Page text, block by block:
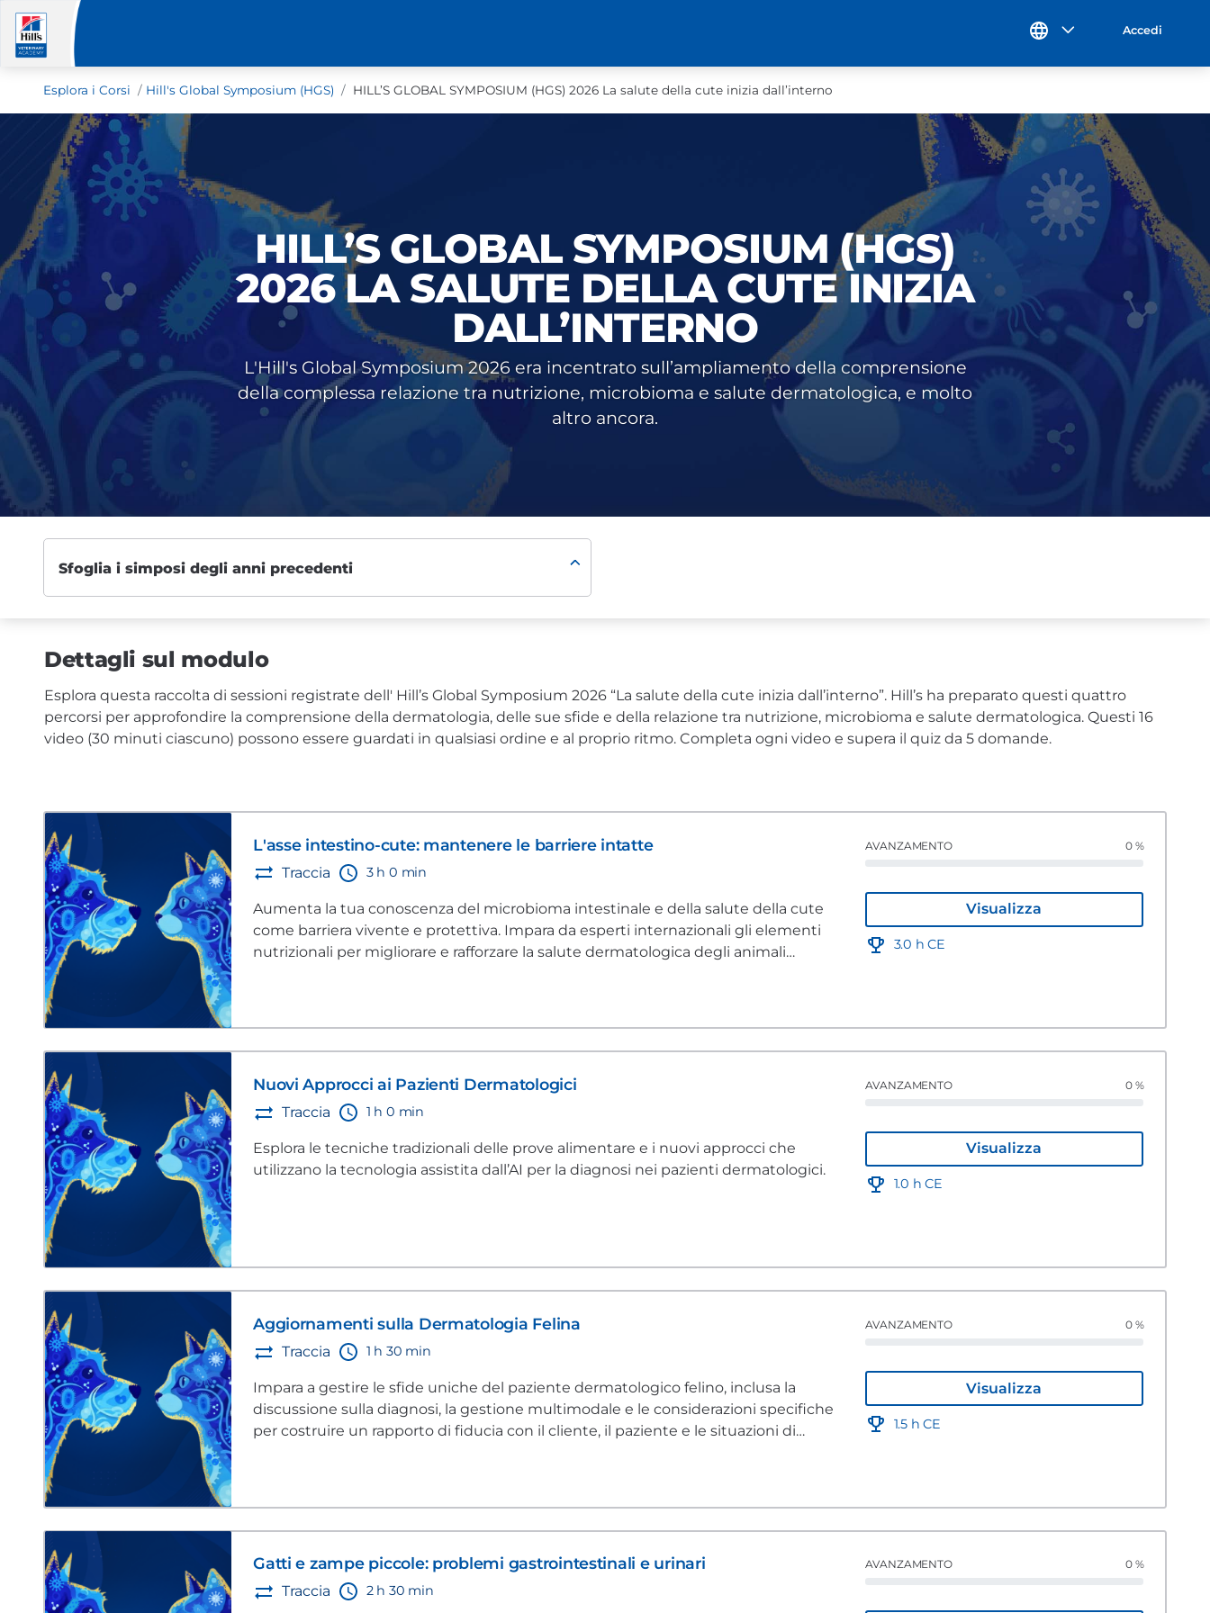
Accedi
Esplora i Corsi Hill's Global Symposium (HGS) HILL’S GLOBAL SYMPOSIUM (HGS) 2026 La salute della cute inizia dall’interno
HILL’S GLOBAL SYMPOSIUM (HGS)
2026 LA SALUTE DELLA CUTE INIZIA
DALL’INTERNO
L'Hill's Global Symposium 2026 era incentrato sull’ampliamento della comprensione
della complessa relazione tra nutrizione, microbioma e salute dermatologica, e molto
altro ancora.
Dettagli sul modulo
Esplora questa raccolta di sessioni registrate dell' Hill’s Global Symposium 2026 “La salute della cute inizia dall’interno”. Hill’s ha preparato questi quattro
percorsi per approfondire la comprensione della dermatologia, delle sue sfide e della relazione tra nutrizione, microbioma e salute dermatologica. Questi 16
video (30 minuti ciascuno) possono essere guardati in qualsiasi ordine e al proprio ritmo. Completa ogni video e supera il quiz da 5 domande.
L'asse intestino-cute: mantenere le barriere intatte
Traccia 3 h 0 min
Aumenta la tua conoscenza del microbioma intestinale e della salute della cute
come barriera vivente e protettiva. Impara da esperti internazionali gli elementi
nutrizionali per migliorare e rafforzare la salute dermatologica degli animali
AVANZAMENTO 0 %
Visualizza
3.0 h CE
Nuovi Approcci ai Pazienti Dermatologici
Traccia 1 h 0 min
Esplora le tecniche tradizionali delle prove alimentare e i nuovi approcci che
utilizzano la tecnologia assistita dall’AI per la diagnosi nei pazienti dermatologici.
AVANZAMENTO 0 %
Visualizza
1.0 h CE
Aggiornamenti sulla Dermatologia Felina
Traccia 1 h 30 min
Impara a gestire le sfide uniche del paziente dermatologico felino, inclusa la
discussione sulla diagnosi, la gestione multimodale e le considerazioni specifiche
per costruire un rapporto di fiducia con il cliente, il paziente e le situazioni di
AVANZAMENTO 0 %
Visualizza
1.5 h CE
Gatti e zampe piccole: problemi gastrointestinali e urinari
Traccia 2 h 30 min
AVANZAMENTO 0 %